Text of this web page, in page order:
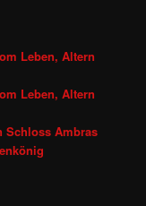
Leben, Altern
Leben, Altern
Schloss Ambras